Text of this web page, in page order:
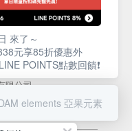
限公司
來了～
元享85折優惠外
POINTS點數回饋❗️
elements 亞果元素